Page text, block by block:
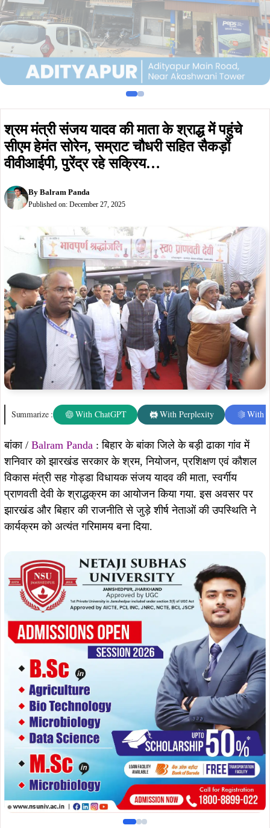
श्रम मंत्री संजय यादव की माता के श्राद्ध में पहुंचे
सीएम हेमंत सोरेन, सम्राट चौधरी सहित सैकड़ों
वीवीआईपी, पुरेंद्र रहे सक्रिय…
By Balram Panda
Published on: December 27, 2025
Summarize : With ChatGPT With Perplexity With
बांका / Balram Panda : बिहार के बांका जिले के बड़ी ढाका गांव में
शनिवार को झारखंड सरकार के श्रम, नियोजन, प्रशिक्षण एवं कौशल
विकास मंत्री सह गोड्डा विधायक संजय यादव की माता, स्वर्गीय
प्राणवती देवी के श्राद्धक्रम का आयोजन किया गया. इस अवसर पर
झारखंड और बिहार की राजनीति से जुड़े शीर्ष नेताओं की उपस्थिति ने
कार्यक्रम को अत्यंत गरिमामय बना दिया.